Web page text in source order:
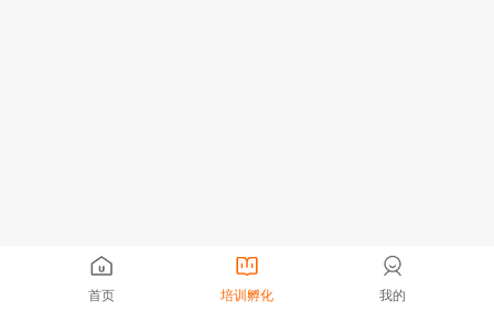
首页 培训孵化 我的